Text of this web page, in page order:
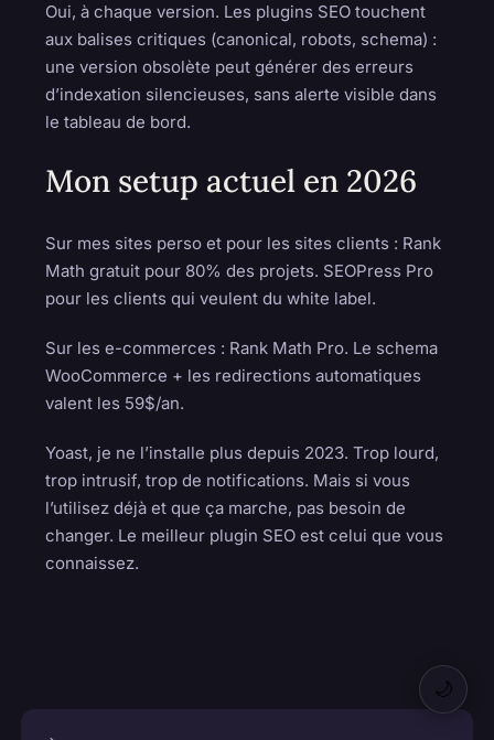
Oui, à chaque version. Les plugins SEO touchent
aux balises critiques (canonical, robots, schema) :
une version obsolète peut générer des erreurs
d’indexation silencieuses, sans alerte visible dans
le tableau de bord.
Mon setup actuel en 2026
Sur mes sites perso et pour les sites clients : Rank
Math gratuit pour 80% des projets. SEOPress Pro
pour les clients qui veulent du white label.
Sur les e-commerces : Rank Math Pro. Le schema
WooCommerce + les redirections automatiques
valent les 59$/an.
Yoast, je ne l’installe plus depuis 2023. Trop lourd,
trop intrusif, trop de notifications. Mais si vous
l’utilisez déjà et que ça marche, pas besoin de
changer. Le meilleur plugin SEO est celui que vous
connaissez.
🌙